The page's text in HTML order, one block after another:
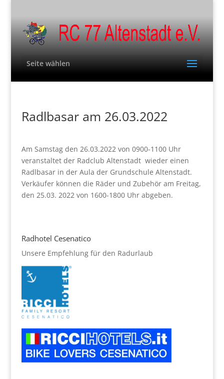
Seite wählen
Radlbasar am 26.03.2022
Am Samstag den 26.03.2022 von 0900-1100 Uhr
veranstaltet der Radclub Altenstadt wieder einen
Radlbasar in der Aula der Grundschule Altenstadt.
Verkäufer können die Räder und Zubehör am Freitag,
den 25.03. 2022 von 1600-1800 Uhr abgeben.
Radhotel Cesenatico
Unsere Empfehlung für den Radurlaub